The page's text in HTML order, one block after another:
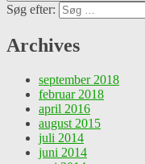
Søg efter:
Archives
september 2018
februar 2018
april 2016
august 2015
juli 2014
juni 2014